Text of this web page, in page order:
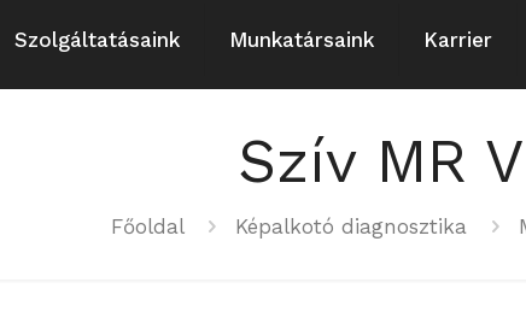
Szolgáltatásaink Munkatársaink Karrier
Szív MR
Főoldal Képalkotó diagnosztika